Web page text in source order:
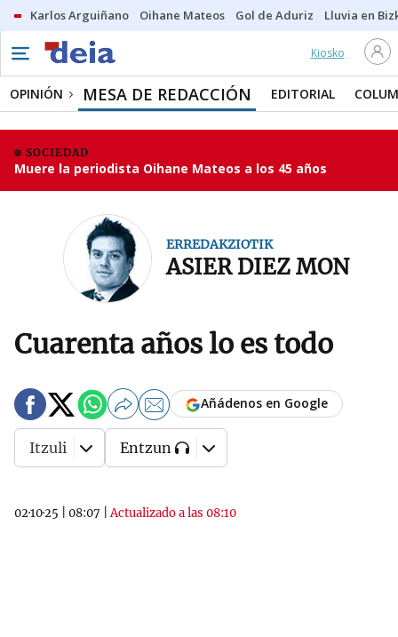
Karlos Arguiñano Oihane Mateos Gol de Aduriz Lluvia en
Kiosko
OPINIÓN MESA DE REDACCIÓN EDITORIAL
SOCIEDAD
Muere la periodista Oihane Mateos a los 45 años
ERREDAKZIOTIK
ASIER DIEZ MON
Cuarenta años lo es todo
02·10·25 08:07 |Actualizado a las 08:10
Añádenos en Google
Itzuli Entzun